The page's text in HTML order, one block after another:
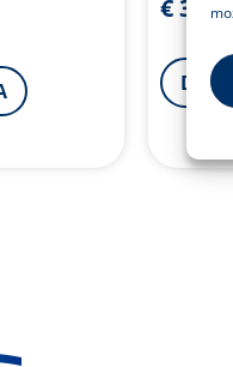
5.00
€